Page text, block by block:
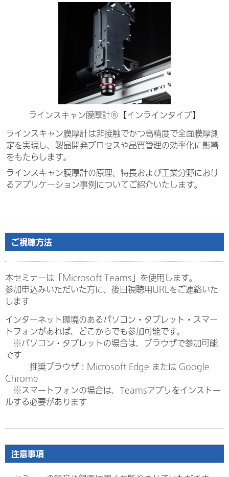
ラインスキャン膜厚計®【インラインタイプ】
ラインスキャン膜厚計は非接触でかつ高精度で全面膜厚測
定を実現し、製品開発プロセスや品質管理の効率化に影響
をもたらします。
ラインスキャン膜厚計の原理、特長および工業分野におけ
るアプリケーション事例についてご紹介いたします。
ご視聴方法
本セミナーは「Microsoft Teams」を使用します。
参加申込みいただいた方に、後日視聴用URLをご連絡いた
します
インターネット環境のあるパソコン・タブレット・スマー
トフォンがあれば、どこからでも参加可能です。
※パソコン・タブレットの場合は、ブラウザで参加可能
です
推奨ブラウザ：Microsoft Edge または Google
Chrome
※スマートフォンの場合は、Teamsアプリをインストー
ルする必要があります
注意事項